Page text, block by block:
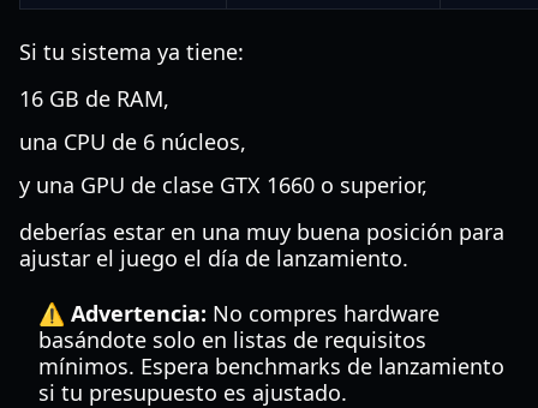
Si tu sistema ya tiene:
16 GB de RAM,
una CPU de 6 núcleos,
y una GPU de clase GTX 1660 o superior,
deberías estar en una muy buena posición para
ajustar el juego el día de lanzamiento.
⚠️ Advertencia: No compres hardware
basándote solo en listas de requisitos
mínimos. Espera benchmarks de lanzamiento
si tu presupuesto es ajustado.